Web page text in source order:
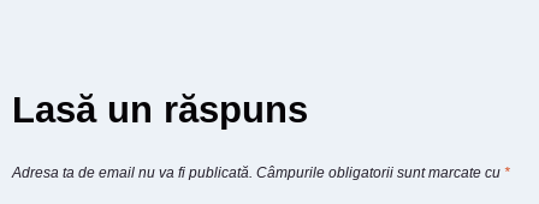
Lasă un răspuns
Adresa ta de email nu va fi publicată. Câmpurile obligatorii sunt marcate cu *